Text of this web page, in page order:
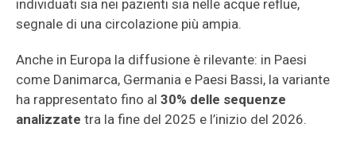
individuati sia nei pazienti sia nelle acque reflue,
segnale di una circolazione più ampia.
Anche in Europa la diffusione è rilevante: in Paesi
come Danimarca, Germania e Paesi Bassi, la variante
ha rappresentato fino al 30% delle sequenze
analizzate tra la fine del 2025 e l’inizio del 2026.